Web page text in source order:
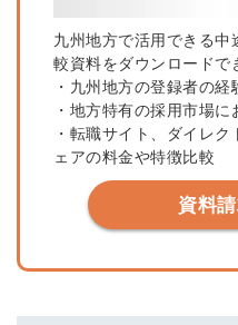
九州地方で活用できる中
較資料をダウンロードで
・九州地方の登録者の経
・地方特有の採用市場に
・転職サイト、ダイレ
ェアの料金や特徴比較
資料